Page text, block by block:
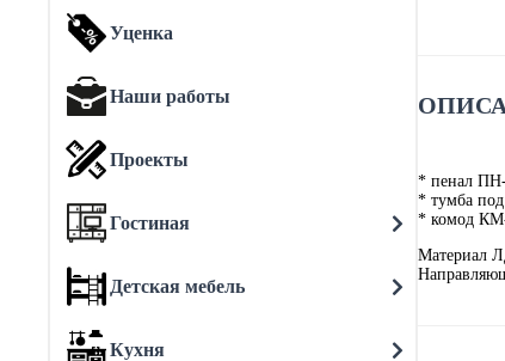
Уценка
Наши работы
Проекты
Гостиная
Детская мебель
Кухня
* пенал
* тумба
* комод
Материал